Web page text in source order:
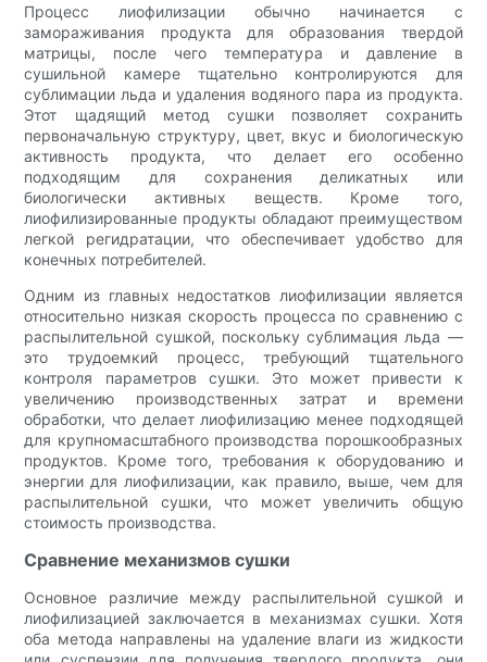
Процесс лиофилизации обычно начинается с
замораживания продукта для образования твердой
матрицы, после чего температура и давление в
сушильной камере тщательно контролируются для
сублимации льда и удаления водяного пара из продукта.
Этот щадящий метод сушки позволяет сохранить
первоначальную структуру, цвет, вкус и биологическую
активность продукта, что делает его особенно
подходящим для сохранения деликатных или
биологически активных веществ. Кроме того,
лиофилизированные продукты обладают преимуществом
легкой регидратации, что обеспечивает удобство для
конечных потребителей.
Одним из главных недостатков лиофилизации является
относительно низкая скорость процесса по сравнению с
распылительной сушкой, поскольку сублимация льда —
это трудоемкий процесс, требующий тщательного
контроля параметров сушки. Это может привести к
увеличению производственных затрат и времени
обработки, что делает лиофилизацию менее подходящей
для крупномасштабного производства порошкообразных
продуктов. Кроме того, требования к оборудованию и
энергии для лиофилизации, как правило, выше, чем для
распылительной сушки, что может увеличить общую
стоимость производства.
Сравнение механизмов сушки
Основное различие между распылительной сушкой и
лиофилизацией заключается в механизмах сушки. Хотя
оба метода направлены на удаление влаги из жидкости